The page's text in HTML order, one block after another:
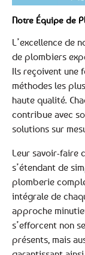
Notre Équipe de
L’excellence de
de plombiers
Ils reçoivent une
méthodes les
haute qualité.
contribue avec
solutions sur
Leur savoir-faire
s’étendant de
plomberie
intégrale de
approche
s’efforcent non
présents, mais